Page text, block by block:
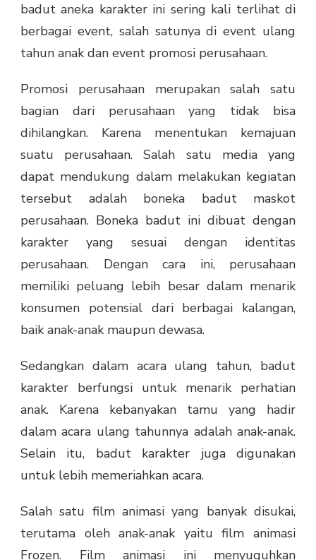
badut aneka karakter ini sering kali terlihat di
berbagai event, salah satunya di event ulang
tahun anak dan event promosi perusahaan.
Promosi perusahaan merupakan salah satu
bagian dari perusahaan yang tidak bisa
dihilangkan. Karena menentukan kemajuan
suatu perusahaan. Salah satu media yang
dapat mendukung dalam melakukan kegiatan
tersebut adalah boneka badut maskot
perusahaan. Boneka badut ini dibuat dengan
karakter yang sesuai dengan identitas
perusahaan. Dengan cara ini, perusahaan
memiliki peluang lebih besar dalam menarik
konsumen potensial dari berbagai kalangan,
baik anak-anak maupun dewasa.
Sedangkan dalam acara ulang tahun, badut
karakter berfungsi untuk menarik perhatian
anak. Karena kebanyakan tamu yang hadir
dalam acara ulang tahunnya adalah anak-anak.
Selain itu, badut karakter juga digunakan
untuk lebih memeriahkan acara.
Salah satu film animasi yang banyak disukai,
terutama oleh anak-anak yaitu film animasi
Frozen. Film animasi ini menyuguhkan